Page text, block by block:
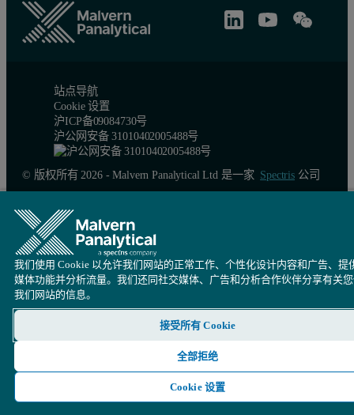
站点导航
Cookie 设置
沪ICP备09084730号
沪公网安备 31010402005488号
© 版权所有 2026 - Malvern Panalytical Ltd 是一家 Spectris公司
我们使用 Cookie 以允许我们网站的正常工作、个性化设计内容和广告、提
媒体功能并分析流量。我们还同社交媒体、广告和分析合作伙伴分享有关
我们网站的信息。
接受所有 Cookie
全部拒绝
Cookie 设置